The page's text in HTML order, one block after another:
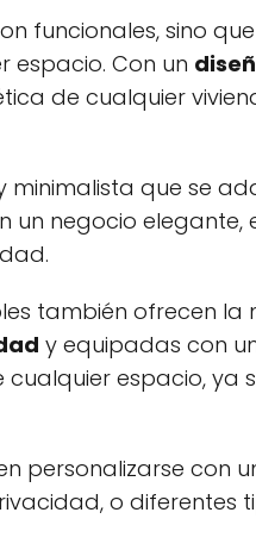
funcionales, sino
espacio. Con un
de cualquier
minimalista que se
un negocio elegante,
también ofrecen la
y equipadas con
espacio, ya
personalizarse con
o diferentes